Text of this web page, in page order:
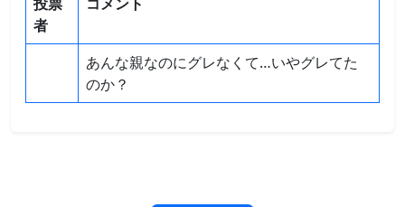
者
あんな親なのにグレなくて…いやグレてた
のか？